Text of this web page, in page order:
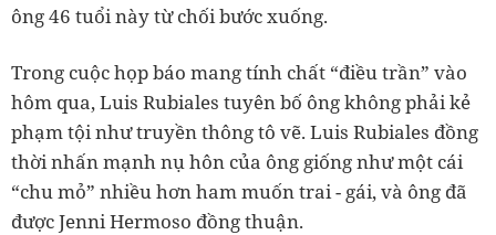
ông 46 tuổi này từ chối bước xuống.
Trong cuộc họp báo mang tính chất “điều trần” vào
hôm qua, Luis Rubiales tuyên bố ông không phải kẻ
phạm tội như truyền thông tô vẽ. Luis Rubiales đồng
thời nhấn mạnh nụ hôn của ông giống như một cái
“chu mỏ” nhiều hơn ham muốn trai - gái, và ông đã
được Jenni Hermoso đồng thuận.